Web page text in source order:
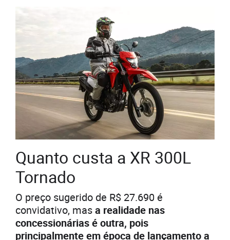
Quanto custa a XR 300L
Tornado
O preço sugerido de R$ 27.690 é
convidativo, masa realidade nas
concessionárias é outra, pois
principalmente em época de lançamento a